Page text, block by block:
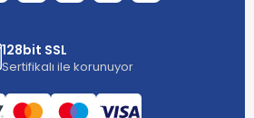
128bit SSL
Sertifikalı ile korunuyor